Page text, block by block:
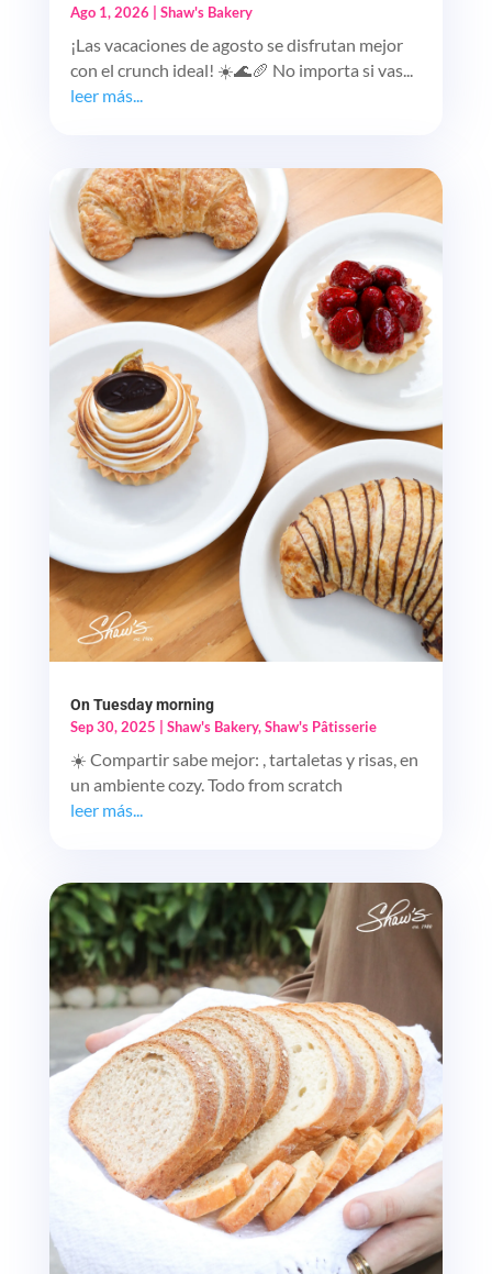
Ago 1, 2026
Shaw's Bakery
¡Las vacaciones de agosto se disfrutan mejor
con el crunch ideal! ☀️🌊🥖 No importa si vas...
leer más...
On Tuesday morning
Sep 30, 2025
Shaw's Bakery,Shaw's Pâtisserie
☀️ Compartir sabe mejor: , tartaletas y risas, en
un ambiente cozy. Todo from scratch
leer más...